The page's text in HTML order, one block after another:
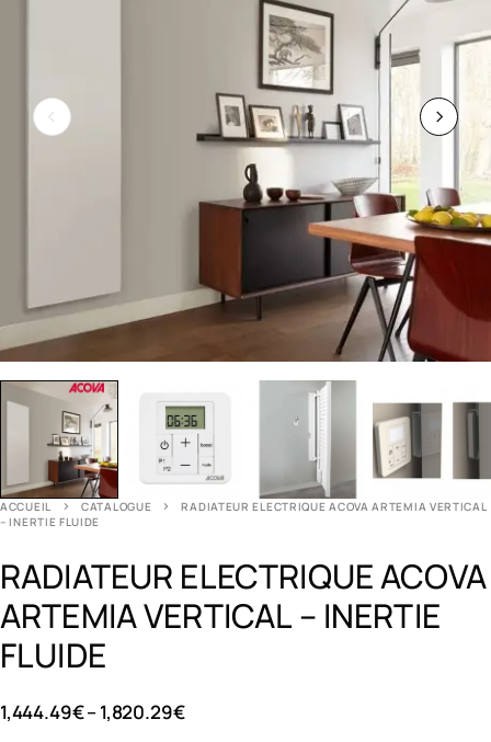
ACCUEIL CATALOGUE
RADIATEUR ELECTRIQUE ACOVA ARTEMIA VERTICAL
– INERTIE FLUIDE
RADIATEUR ELECTRIQUE ACOVA
ARTEMIA VERTICAL – INERTIE
FLUIDE
1,444.49€–1,820.29€